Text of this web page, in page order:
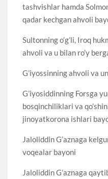
tashvishlar hamda
qadar kechgan ahvoli
Sultonning o’g’li, Iroq
ahvoli va u bilan ro’y
G’iyossinning ahvoli va
G’iyosiddinning Forsga
bosqinchiliklari va
jinoyatkorona ishlari
Jaloliddin G’aznaga
voqealar bayoni
Jaloliddin G’aznaga